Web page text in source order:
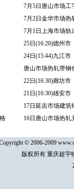
7月5日唐山市场工
7月2日金华市场热
7月1日上海市场轨
25日(16:20)德州市
24日(15:44)九江市
唐山市场热轧带钢
22日(16:30)廊坊市
21日(16:30)雄安市
17日延吉市场建筑
16日唐山市场热轧
© 2006-2009
版权所有 重庆超宇